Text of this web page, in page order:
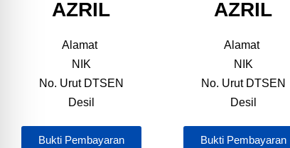
AZRIL
Alamat
NIK
No. Urut DTSEN
Desil
Bukti Pembayaran
AZRIL
Alamat
NIK
No. Urut DTSEN
Desil
Bukti Pembayaran